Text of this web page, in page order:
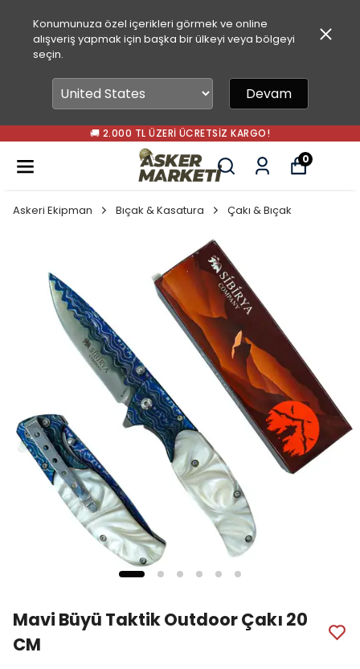
Konumunuza özel içerikleri görmek ve online
alışveriş yapmak için başka bir ülkeyi veya bölgeyi
seçin.
Devam
🚚 2.000 TL ÜZERI ÜCRETSIZ KARGO!
0
Askeri Ekipman Bıçak & Kasatura Çakı & Bıçak
Mavi Büyü Taktik Outdoor Çakı 20
CM